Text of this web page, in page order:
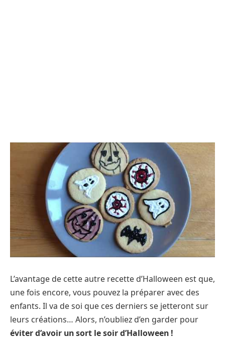
L’avantage de cette autre recette d’Halloween est que,
une fois encore, vous pouvez la préparer avec des
enfants. Il va de soi que ces derniers se jetteront sur
leurs créations… Alors, n’oubliez d’en garder pour
éviter d’avoir un sort le soir d’Halloween !